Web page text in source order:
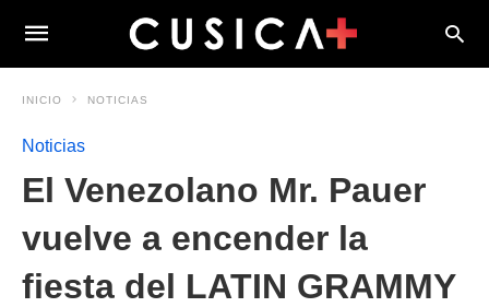
INICIO NOTICIAS
Noticias
El Venezolano Mr. Pauer
vuelve a encender la
fiesta del LATIN GRAMMY